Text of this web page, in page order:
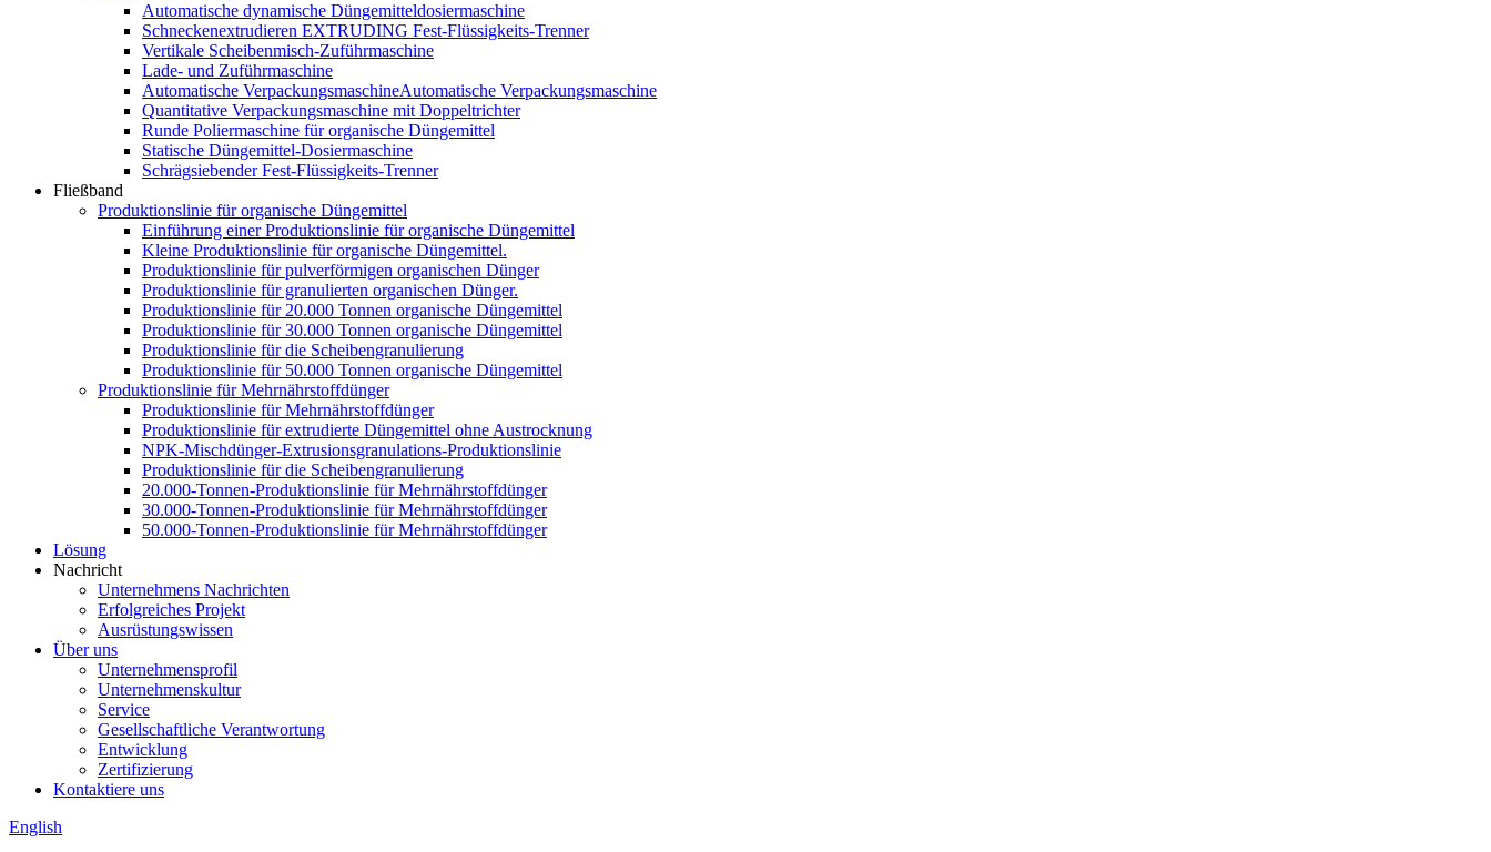
Automatische dynamische Düngemitteldosiermaschine
Schneckenextrudieren EXTRUDING Fest-Flüssigkeits-Trenner
Vertikale Scheibenmisch-Zuführmaschine
Lade- und Zuführmaschine
Automatische VerpackungsmaschineAutomatische Verpackungsmaschine
Quantitative Verpackungsmaschine mit Doppeltrichter
Runde Poliermaschine für organische Düngemittel
Statische Düngemittel-Dosiermaschine
Schrägsiebender Fest-Flüssigkeits-Trenner
Fließband
Produktionslinie für organische Düngemittel
Einführung einer Produktionslinie für organische Düngemittel
Kleine Produktionslinie für organische Düngemittel.
Produktionslinie für pulverförmigen organischen Dünger
Produktionslinie für granulierten organischen Dünger.
Produktionslinie für 20.000 Tonnen organische Düngemittel
Produktionslinie für 30.000 Tonnen organische Düngemittel
Produktionslinie für die Scheibengranulierung
Produktionslinie für 50.000 Tonnen organische Düngemittel
Produktionslinie für Mehrnährstoffdünger
Produktionslinie für Mehrnährstoffdünger
Produktionslinie für extrudierte Düngemittel ohne Austrocknung
NPK-Mischdünger-Extrusionsgranulations-Produktionslinie
Produktionslinie für die Scheibengranulierung
20.000-Tonnen-Produktionslinie für Mehrnährstoffdünger
30.000-Tonnen-Produktionslinie für Mehrnährstoffdünger
50.000-Tonnen-Produktionslinie für Mehrnährstoffdünger
Lösung
Nachricht
Unternehmens Nachrichten
Erfolgreiches Projekt
Ausrüstungswissen
Über uns
Unternehmensprofil
Unternehmenskultur
Service
Gesellschaftliche Verantwortung
Entwicklung
Zertifizierung
Kontaktiere uns
English